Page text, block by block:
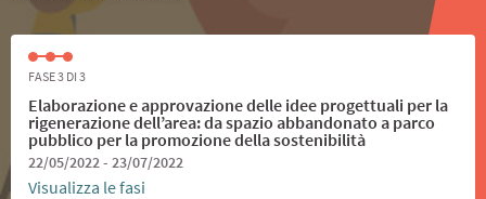
FASE 3 DI 3
Elaborazione e approvazione delle idee progettuali per la
rigenerazione dell’area: da spazio abbandonato a parco
pubblico per la promozione della sostenibilità
22/05/2022 - 23/07/2022
Visualizza le fasi